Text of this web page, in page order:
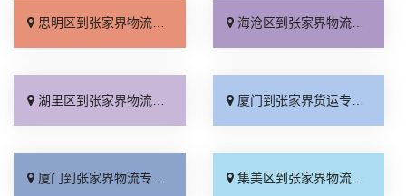
思明区到张家界物流专线_运价查询「多久能到」 海沧区到张家界物流专线_直通专线「全程定位」
湖里区到张家界物流专线_诚信为先「计费标准」 厦门到张家界货运专线-厦门到张家界物流公司_全程直达「省事省心」
厦门到张家界物流专线_门到门配送「专业靠谱」 集美区到张家界物流专线_一站式托运「运价查询」